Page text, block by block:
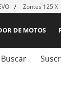
Zontes 125 X
DE MOTOS
Buscar